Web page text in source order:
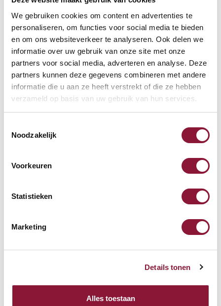
We gebruiken cookies om content en advertenties te
personaliseren, om functies voor social media te bieden
en om ons websiteverkeer te analyseren. Ook delen we
informatie over uw gebruik van onze site met onze
partners voor social media, adverteren en analyse. Deze
partners kunnen deze gegevens combineren met andere
informatie die u aan ze heeft verstrekt of die ze hebben
verzameld op basis van uw gebruik van hun services.
Noodzakelijk
Voorkeuren
Statistieken
Marketing
Details tonen
Alles toestaan
Weitere Informationen
Häufig zusammen gekauft mit
Roost V3 stand -
Sitz-Steh-Schreibtisch 120